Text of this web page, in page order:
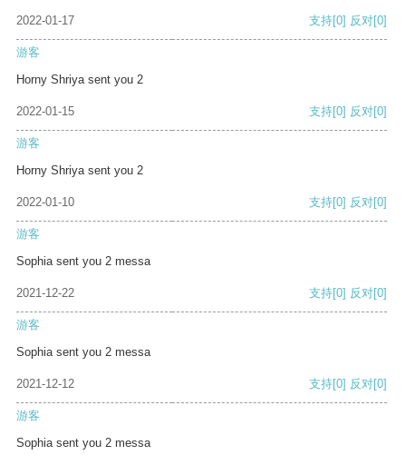
2022-01-17 支持[0] 反对[0]
游客
Horny Shriya sent you 2
2022-01-15 支持[0] 反对[0]
游客
Horny Shriya sent you 2
2022-01-10 支持[0] 反对[0]
游客
Sophia sent you 2 messa
2021-12-22 支持[0] 反对[0]
游客
Sophia sent you 2 messa
2021-12-12 支持[0] 反对[0]
游客
Sophia sent you 2 messa